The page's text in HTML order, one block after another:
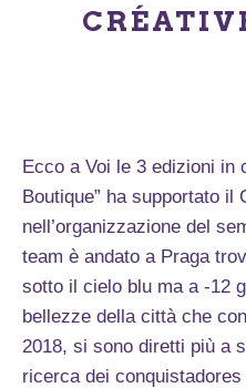
Ecco a Voi le 3 edizioni in
Boutique” ha supportato il
nell’organizzazione del
team è andato a Praga
sotto il cielo blu ma a -12
bellezze della città che
2018, si sono diretti più a
ricerca dei